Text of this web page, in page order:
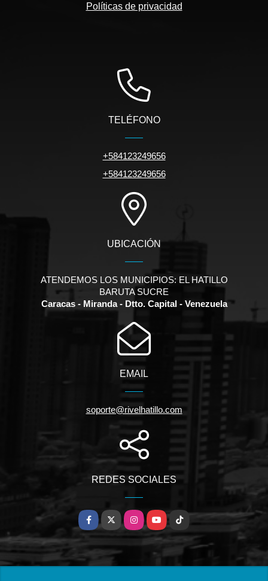
Políticas de privacidad
TELÉFONO
+584123249656
+584123249656
UBICACIÓN
ATENDEMOS LOS MUNICIPIOS: EL HATILLO
BARUTA SUCRE
Caracas - Miranda - Dtto. Capital - Venezuela
EMAIL
soporte@rivelhatillo.com
REDES SOCIALES
Facebook
X InstagramYouTubeTikTok